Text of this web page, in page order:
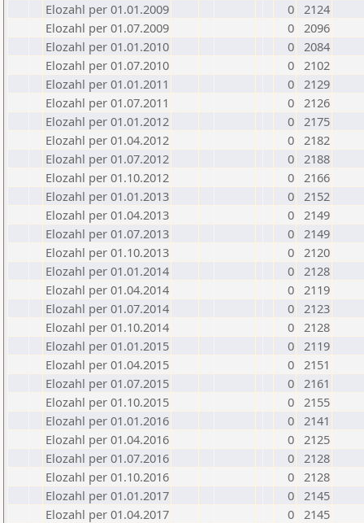
Elozahl per 01.01.2009
0 2124
Elozahl per 01.07.2009
0 2096
Elozahl per 01.01.2010
0 2084
Elozahl per 01.07.2010
0 2102
Elozahl per 01.01.2011
0 2129
Elozahl per 01.07.2011
0 2126
Elozahl per 01.01.2012
0 2175
Elozahl per 01.04.2012
0 2182
Elozahl per 01.07.2012
0 2188
Elozahl per 01.10.2012
0 2166
Elozahl per 01.01.2013
0 2152
Elozahl per 01.04.2013
0 2149
Elozahl per 01.07.2013
0 2149
Elozahl per 01.10.2013
0 2120
Elozahl per 01.01.2014
0 2128
Elozahl per 01.04.2014
0 2119
Elozahl per 01.07.2014
0 2123
Elozahl per 01.10.2014
0 2128
Elozahl per 01.01.2015
0 2119
Elozahl per 01.04.2015
0 2151
Elozahl per 01.07.2015
0 2161
Elozahl per 01.10.2015
0 2155
Elozahl per 01.01.2016
0 2141
Elozahl per 01.04.2016
0 2125
Elozahl per 01.07.2016
0 2128
Elozahl per 01.10.2016
0 2128
Elozahl per 01.01.2017
0 2145
Elozahl per 01.04.2017
0 2145